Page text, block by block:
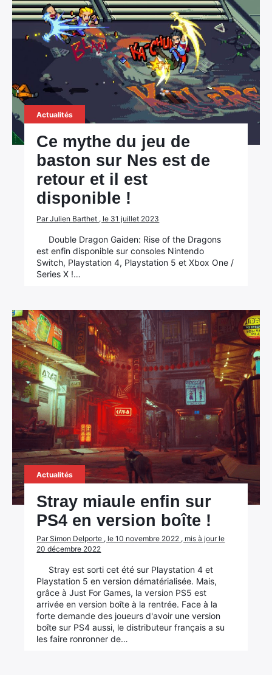
Actualités
Ce mythe du jeu de
baston sur Nes est de
retour et il est
disponible !
Par Julien Barthet , le 31 juillet 2023
Double Dragon Gaiden: Rise of the Dragons
est enfin disponible sur consoles Nintendo
Switch, Playstation 4, Playstation 5 et Xbox One /
Series X !…
Actualités
Stray miaule enfin sur
PS4 en version boîte !
Par Simon Delporte , le 10 novembre 2022 , mis à jour le
20 décembre 2022
Stray est sorti cet été sur Playstation 4 et
Playstation 5 en version dématérialisée. Mais,
grâce à Just For Games, la version PS5 est
arrivée en version boîte à la rentrée. Face à la
forte demande des joueurs d'avoir une version
boîte sur PS4 aussi, le distributeur français a su
les faire ronronner de…